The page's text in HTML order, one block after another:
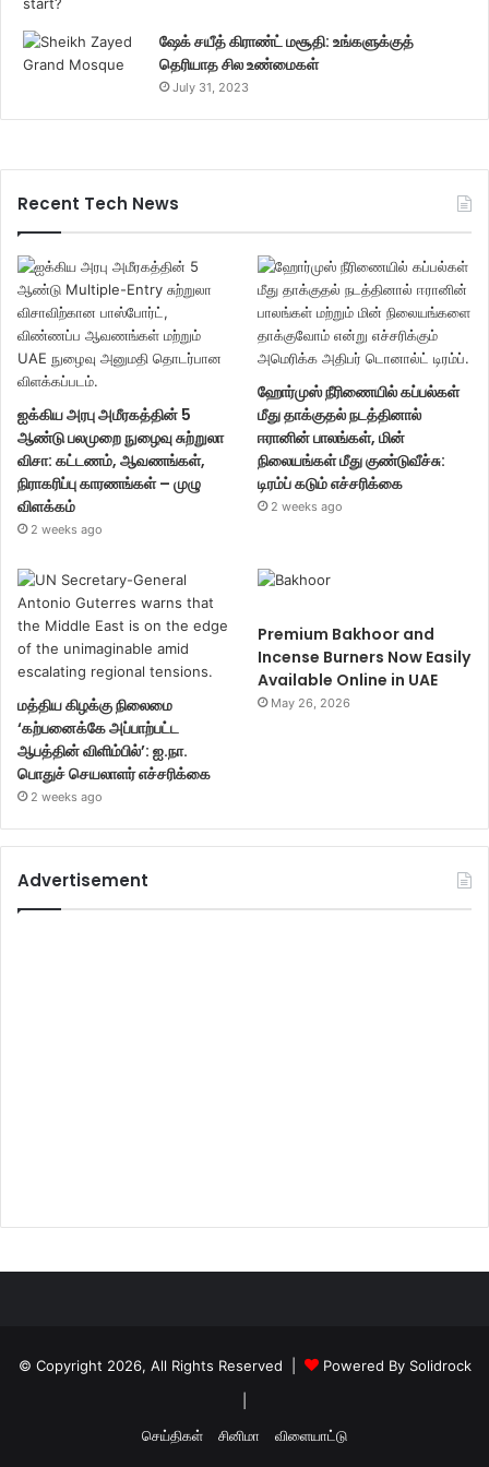
ஷேக் சயீத் கிராண்ட் மசூதி: உங்களுக்குத்
தெரியாத சில உண்மைகள்
July 31, 2023
Recent Tech News
ஐக்கிய அரபு அமீரகத்தின் 5
ஆண்டு பலமுறை நுழைவு சுற்றுலா
விசா: கட்டணம், ஆவணங்கள்,
நிராகரிப்பு காரணங்கள் – முழு
விளக்கம்
2 weeks ago
ஹோர்முஸ் நீரிணையில் கப்பல்கள்
மீது தாக்குதல் நடத்தினால்
ஈரானின் பாலங்கள், மின்
நிலையங்கள் மீது குண்டுவீச்சு:
டிரம்ப் கடும் எச்சரிக்கை
2 weeks ago
மத்திய கிழக்கு நிலைமை
‘கற்பனைக்கே அப்பாற்பட்ட
ஆபத்தின் விளிம்பில்’: ஐ.நா.
பொதுச் செயலாளர் எச்சரிக்கை
2 weeks ago
Premium Bakhoor and
Incense Burners Now Easily
Available Online in UAE
May 26, 2026
Advertisement
© Copyright 2026, All Rights Reserved |
Powered By Solidrock
செய்திகள்
சினிமா விளையாட்டு